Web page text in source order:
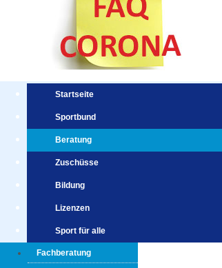
Startseite
Sportbund
Beratung
Zuschüsse
Bildung
Lizenzen
Sport für alle
Fachberatung